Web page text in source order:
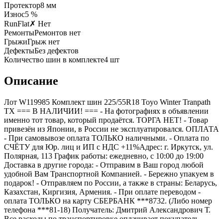
Протектор8 мм
Износ5 %
RunFlat✗ Нет
РемонтыРемонтов нет
ГрыжиГрыж нет
ДефектыБез дефектов
Количество шин в комплекте4 шт
Описание
Лот W119985 Комплект шин 225/55R18 Toyo Winter Tranpath
TX === B НАЛИЧИИ! === - На фотографиях в объявлении
именно тот товар, который продаётся. ТОРГА НЕТ! - Товар
привезён из Японии, в России не эксплуатировался. ОПЛАТА
- При самовывозе оплата ТОЛЬКО наличными. - Оплата по
СЧЁТУ для Юр. лиц и ИП с НДС +11%Адрес: г. Иркутск, ул.
Полярная, 113 График работы: ежедневно, с 10:00 до 19:00
Доставка в другие города: - Отправим в Ваш город любой
удобной Вам Транспортной Компанией. - Бережно упакуем в
подарок! - Отправляем по России, а также в страны: Беларусь,
Казахстан, Киргизия, Армения. - При оплате переводом -
оплата ТОЛЬКО на карту СБЕРБАНК ***8732. (Либо номер
телефона ***81-18) Получатель: Дмитрий Александрович Т.